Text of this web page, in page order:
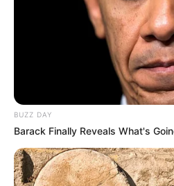
BUZZ DAY
Barack Finally Reveals What's